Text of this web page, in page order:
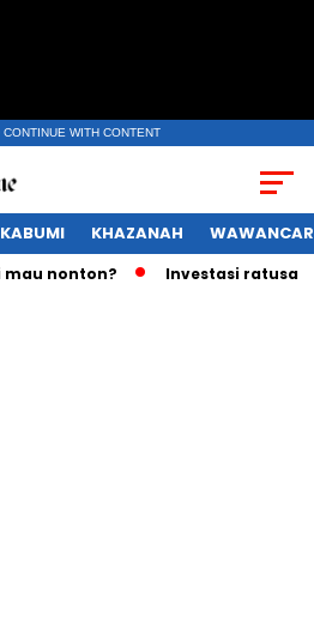
WITH CONTENT
KHAZANAH
Investasi ratusan